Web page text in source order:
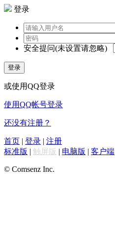
登录
安全提问(未设置请忽略)
登录
或使用QQ登录
使用QQ帐号登录
还没有注册？
首页 | 登录 | 注册
标准版 | 触屏版 | 电脑版 | 客户端
© Comsenz Inc.